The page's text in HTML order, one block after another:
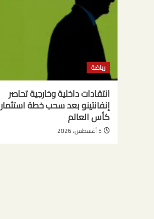
رياضة
انتقادات داخلية وخارجية تحاصر
إنفانتينو بعد سحب خطة استثمار
كأس العالم
5 أغسطس، 2026